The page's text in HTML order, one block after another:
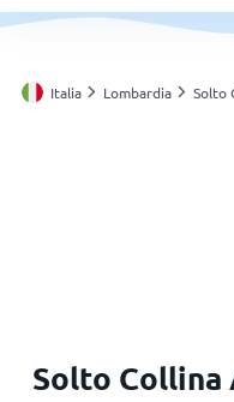
Svizzera
Le mie località
Italia Lombardia Solto
Solto